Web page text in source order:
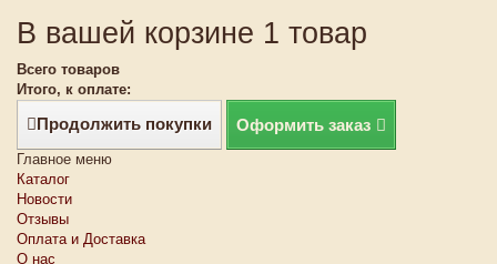
В вашей корзине 1 товар
Всего товаров
Итого, к оплате:
Продолжить покупки Оформить заказ
Главное меню
Каталог
Новости
Отзывы
Оплата и Доставка
О нас